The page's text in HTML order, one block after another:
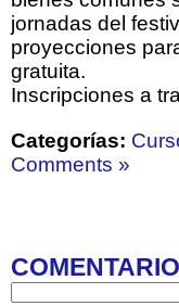
jornadas del
proyecciones
gratuita.
Inscripciones a
Categorías:
Comments »